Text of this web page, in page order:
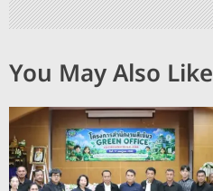
You May Also Like